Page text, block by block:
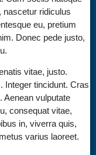
nascetur ridiculus
eu, pretium
Donec pede justo,
vitae, justo.
Integer tincidunt. Cras
Aenean vulputate
consequat vitae,
in, viverra quis,
varius laoreet.